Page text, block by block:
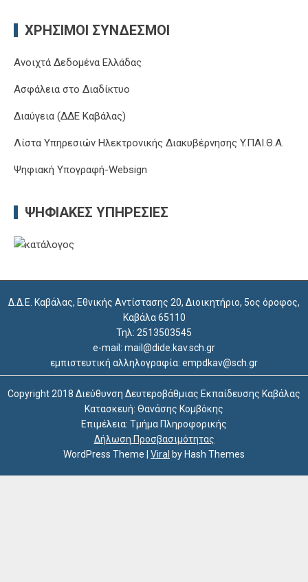
ΧΡΉΣΙΜΟΙ ΣΎΝΔΕΣΜΟΙ
Ανοιχτά Δεδομένα Ελλάδας
Ασφάλεια στο Διαδίκτυο
Διαύγεια (ΔΔΕ Καβάλας)
Λίστα Υπηρεσιών Ηλεκτρονικής Διακυβέρνησης Y.ΠΑΙ.Θ.Α.
Ψηφιακή Υπογραφή-Websign
ΨΗΦΙΑΚΈΣ ΥΠΗΡΕΣΊΕΣ
Δ.Δ.Ε. Καβάλας, Εθνικής Αντίστασης 20, Διοικητήριο, 5ος όροφος,
Καβάλα 65110
Τηλ: 2513503545
e-mail: mail@dide.kav.sch.gr
εμπιστευτική αλληλογραφία: empdkav@sch.gr
Copyright 2018 Διεύθυνση Δευτεροβάθμιας Εκπαίδευσης Καβάλας
Κατασκευή: Θανάσης Κομβόκης
Επιμέλεια: Τμήμα Πληροφορικής
Δήλωση Προσβασιμότητας
WordPress Theme
Viral by Hash Themes